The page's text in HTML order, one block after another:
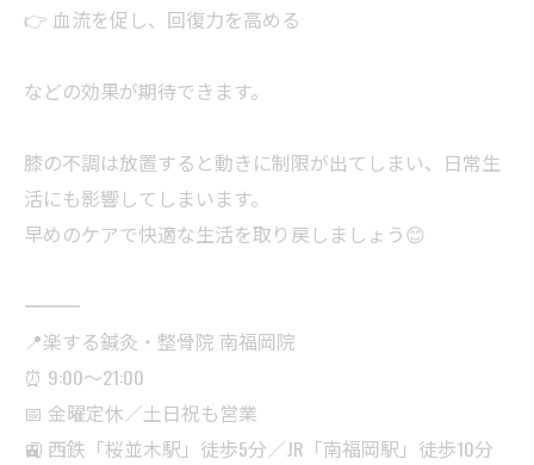
👉 血流を促し、回復力を高める
などの効果が期待できます。
膝の不調は放置すると動きに制限が出てしまい、日常生
活にも影響してしまいます。
早めのケアで快適な生活を取り戻しましょう😊
――――――――――
📍楽する鍼灸・整骨院 南福岡院
⏰ 9:00〜21:00
📅 金曜定休／土日祝も営業
🚉 西鉄「桜並木駅」徒歩5分／JR「南福岡駅」徒歩10分